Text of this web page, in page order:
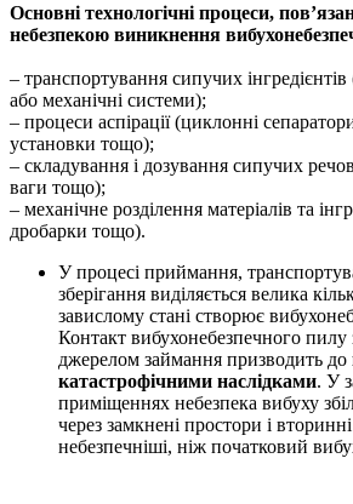
Основні технологічні процеси,
небезпекою виникнення
– транспортування сипучих інгредієнтів
або механічні системи);
– процеси аспірації (циклонні
установки тощо);
– складування і дозування сипучих
ваги тощо);
– механічне розділення матеріалів та
дробарки тощо).
У процесі приймання,
зберігання виділяється велика
завислому стані створює
Контакт вибухонебезпечного
джерелом займання призводить до
катастрофічними наслідками. У
приміщеннях небезпека вибуху
через замкнені простори і
небезпечніші, ніж початковий